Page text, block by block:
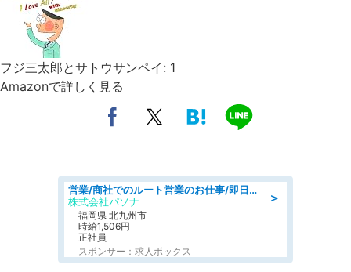
フジ三太郎とサトウサンペイ: 1
Amazonで詳しく見る
＞
営業/商社でのルート営業のお仕事/即日勤務可/車通勤可/営業
株式会社パソナ
福岡県 北九州市
時給1,506円
正社員
スポンサー：求人ボックス